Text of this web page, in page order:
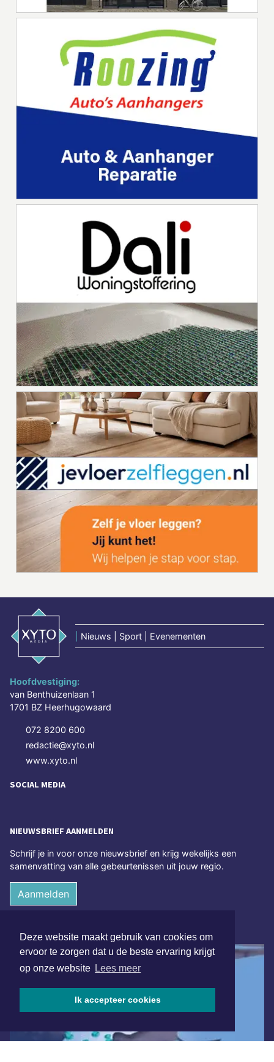
Deze website maakt gebruik van cookies om
ervoor te zorgen dat u de beste ervaring krijgt
op onze website Lees meer
Ik accepteer cookies
Nieuws | Sport | Evenementen
Hoofdvestiging:
van Benthuizenlaan 1
1701 BZ Heerhugowaard
072 8200 600
redactie@xyto.nl
www.xyto.nl
SOCIAL MEDIA
NIEUWSBRIEF AANMELDEN
Schrijf je in voor onze nieuwsbrief en krijg wekelijks een
samenvatting van alle gebeurtenissen uit jouw regio.
Aanmelden